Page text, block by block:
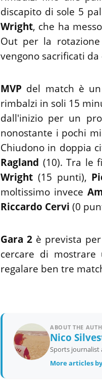
discapito di sole 5
Wright, che ha
Out per la
vengono sacrificati da
MVP del match è un
rimbalzi in soli 15
dall'inizio per un
nonostante i pochi
Chiudono in doppia
Ragland (10). Tra le
Wright (15 punti),
moltissimo invece
Riccardo Cervi (0
Gara 2è prevista per
cercare di
regalare ben tre
ABOUT THE
Nico
Sports journalist
More articles